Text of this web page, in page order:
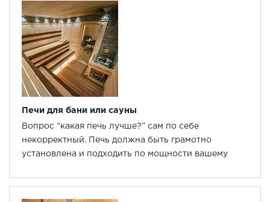
Печи для бани или сауны
Вопрос “какая печь лучше?” сам по себе
некорректный. Печь должна быть грамотно
установлена и подходить по мощности вашему